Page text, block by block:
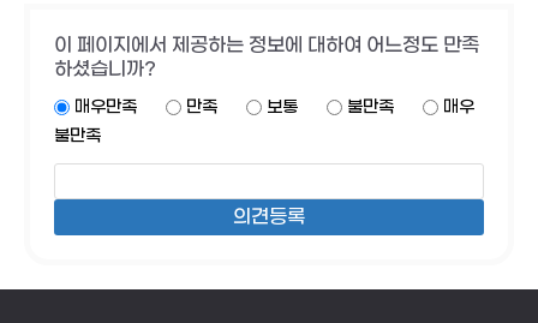
이 페이지에서 제공하는 정보에 대하여 어느정도 만족
하셨습니까?
매우만족 만족 보통 불만족
매우
불만족